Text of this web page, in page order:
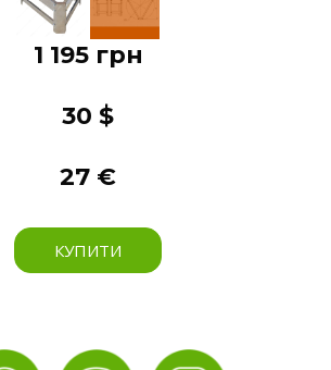
1 195 грн
30 $
27 €
КУПИТИ